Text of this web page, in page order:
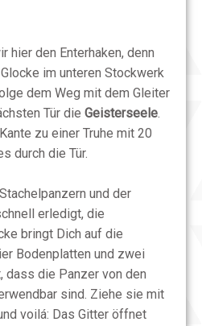
hier den Enterhaken, denn
im unteren Stockwerk
dem Weg mit dem Gleiter
Tür die Geisterseele
zu einer Truhe mit 20
durch die Tür.
und der
erledigt, die
bringt Dich auf die
Bodenplatten und zwei
dass die Panzer von den
sind. Ziehe sie mit
voilá: Das Gitter öffnet